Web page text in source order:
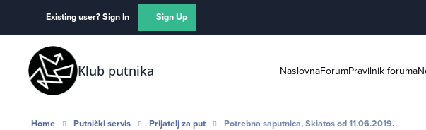
Existing user? Sign In Sign Up
Klub putnika NaslovnaForumPravilnik foruma
Home Putnički servis Prijatelj za put Potrebna saputnica, Skiatos od 11.06.2019.